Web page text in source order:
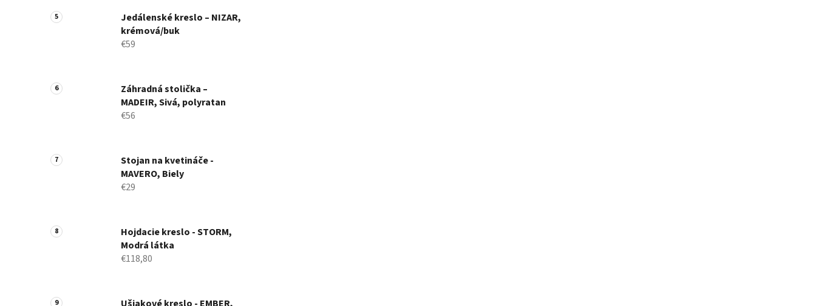
Jedálenské kreslo – NIZAR,
krémová/buk
€59
Záhradná stolička –
MADEIR, Sivá, polyratan
€56
Stojan na kvetináče -
MAVERO, Biely
€29
Hojdacie kreslo - STORM,
Modrá látka
€118,80